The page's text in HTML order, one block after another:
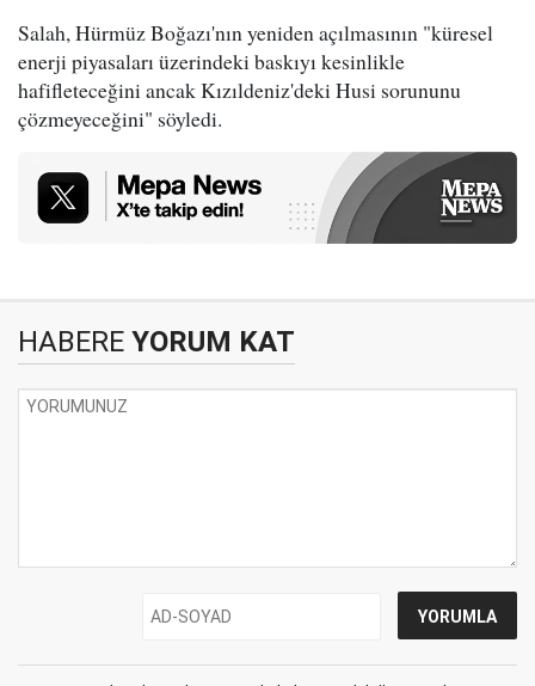
Salah, Hürmüz Boğazı'nın yeniden açılmasının "küresel
enerji piyasaları üzerindeki baskıyı kesinlikle
hafifleteceğini ancak Kızıldeniz'deki Husi sorununu
çözmeyeceğini" söyledi.
HABERE YORUM KAT